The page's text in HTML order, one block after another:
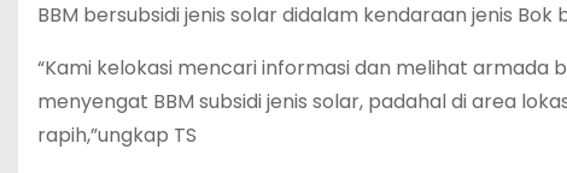
BBM bersubsidi jenis solar didalam kendaraan jenis Bok
“Kami kelokasi mencari informasi dan melihat armada
menyengat BBM subsidi jenis solar, padahal di area
rapih,”ungkap TS